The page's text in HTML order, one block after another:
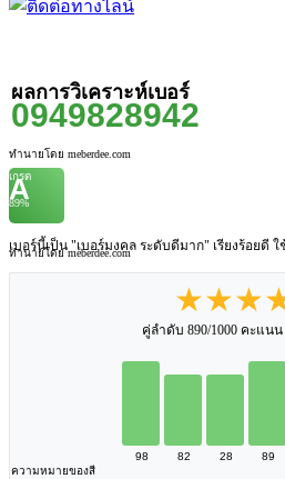
ผลการวิเคราะห์เบอร์
0949828942
ทำนายโดย meberdee.com
เกรด
A
89%
เบอร์นี้เป็น "เบอร์มงคล ระดับดีมาก" เรียงร้อยดี ใ
ทำนายโดย meberdee.com
คู่ลำดับ 890/1000 คะแน
98 82 28 89
ความหมายของสี